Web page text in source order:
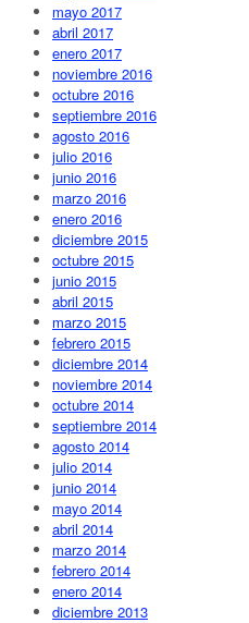
mayo 2017
abril 2017
enero 2017
noviembre 2016
octubre 2016
septiembre 2016
agosto 2016
julio 2016
junio 2016
marzo 2016
enero 2016
diciembre 2015
octubre 2015
junio 2015
abril 2015
marzo 2015
febrero 2015
diciembre 2014
noviembre 2014
octubre 2014
septiembre 2014
agosto 2014
julio 2014
junio 2014
mayo 2014
abril 2014
marzo 2014
febrero 2014
enero 2014
diciembre 2013